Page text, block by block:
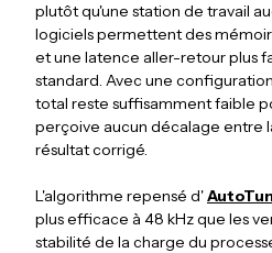
plutôt qu'une station de travail
logiciels permettent des
et une latence aller-retour plus
standard. Avec une
total reste suffisamment faible
perçoive aucun décalage entre
résultat corrigé.
L'algorithme repensé d'
plus efficace à 48 kHz que les
stabilité de la charge du